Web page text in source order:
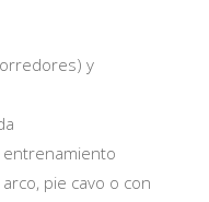
y
pie cavo o con